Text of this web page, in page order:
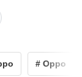
# Oppo